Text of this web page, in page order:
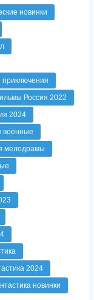
новинки
Россия 2022
2024
военные
мелодрамы
2024
новинки